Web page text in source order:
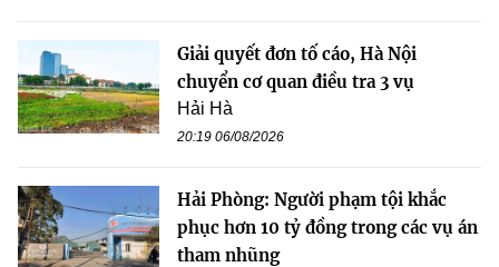
Giải quyết đơn tố cáo, Hà Nội
chuyển cơ quan điều tra 3 vụ
Hải Hà
20:19 06/08/2026
Hải Phòng: Người phạm tội khắc
phục hơn 10 tỷ đồng trong các vụ án
tham nhũng